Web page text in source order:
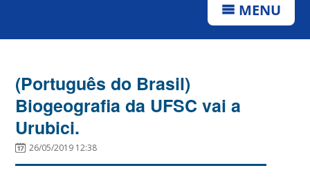
MENU
(Português do Brasil)
Biogeografia da UFSC vai a
Urubici.
26/05/2019 12:38